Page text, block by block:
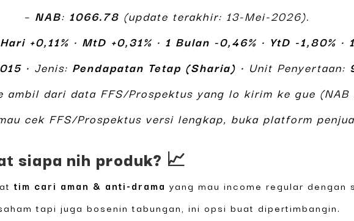
– NAB: 1066.78 (update terakhir: 13-Mei-2026).
+0,11% • MtD +0,31% • 1 Bulan -0,46% • YtD -1,80% •
• Jenis: Pendapatan Tetap (Sharia) • Unit Penyertaan:
ambil dari data FFS/Prospektus yang lo kirim ke gue
cek FFS/Prospektus versi lengkap, buka platform
siapa nih produk? 📈
tim cari aman & anti-drama yang mau income regular dengan
tapi juga bosenin tabungan, ini opsi buat dipertimbangin.